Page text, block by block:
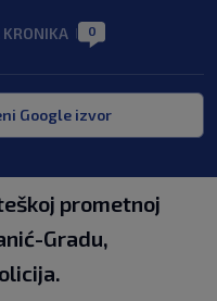
KRONIKA 0
Google izvor
prometnoj
Gradu,